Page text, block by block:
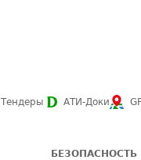
Тендеры АТИ-Доки
БЕЗОПАСНОСТЬ